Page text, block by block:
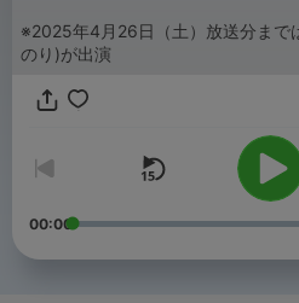
※2025年4月26日（土）放送分まで
のり)が出演
00:00